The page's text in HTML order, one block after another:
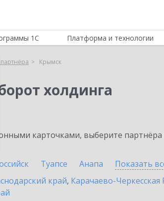
1С Платформа и технологии
Крымск
холдинга
карточками, выберите
Туапсе Анапа Показать
край, Карачаево-Черкесская